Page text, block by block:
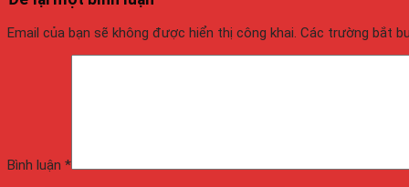
Email của bạn sẽ không được hiển thị công khai. Các trường bắt
Bình luận *